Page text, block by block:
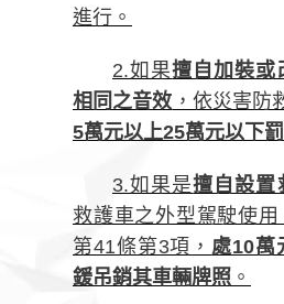
進行。
2.如果擅自加裝或
相同之音效 ，依災害防
5萬元以上25萬元以下
3.如果是擅自設置
救護車之外型駕駛使
第41條第3項， 處10萬
鍰吊銷其車輛牌照 。